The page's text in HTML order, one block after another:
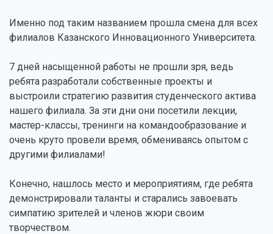
Именно под таким названием прошла смена для всех
филиалов Казанского Инновационного Университета.
7 дней насыщенной работы не прошли зря, ведь
ребята разработали собственные проекты и
выстроили стратегию развития студенческого актива
нашего филиала. За эти дни они посетили лекции,
мастер-классы, тренинги на командообразование и
очень круто провели время, обмениваясь опытом с
другими филиалами!
Конечно, нашлось место и мероприятиям, где ребята
демонстрировали таланты и старались завоевать
симпатию зрителей и членов жюри своим
творчеством.